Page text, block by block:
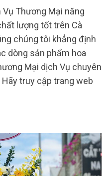
Thương Mại năng
lượng tốt trên Cà
chúng tôi khẳng định
dòng sản phẩm hoa
Mại dịch Vụ chuyên
truy cập trang web